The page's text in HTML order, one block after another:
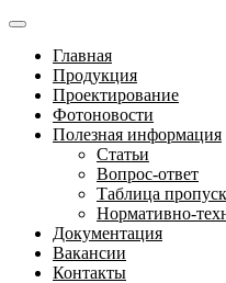
Главная
Продукция
Проектирование
Фотоновости
Полезная информация
Статьи
Вопрос-ответ
Таблица
Нормативно-
Документация
Вакансии
Контакты